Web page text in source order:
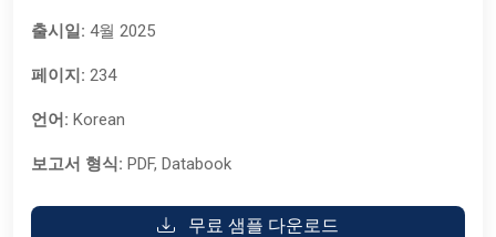
출시일: 4월 2025
페이지: 234
언어: Korean
보고서 형식: PDF, Databook
무료 샘플 다운로드